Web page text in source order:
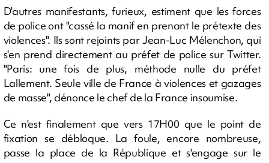
D'autres manifestants, furieux, estiment que les forces
de police ont "cassé la manif en prenant le prétexte des
violences". Ils sont rejoints par Jean-Luc Mélenchon, qui
s'en prend directement au préfet de police sur Twitter.
"Paris: une fois de plus, méthode nulle du préfet
Lallement. Seule ville de France à violences et gazages
de masse", dénonce le chef de la France insoumise.
Ce n'est finalement que vers 17H00 que le point de
fixation se débloque. La foule, encore nombreuse,
passe la place de la République et s'engage sur le